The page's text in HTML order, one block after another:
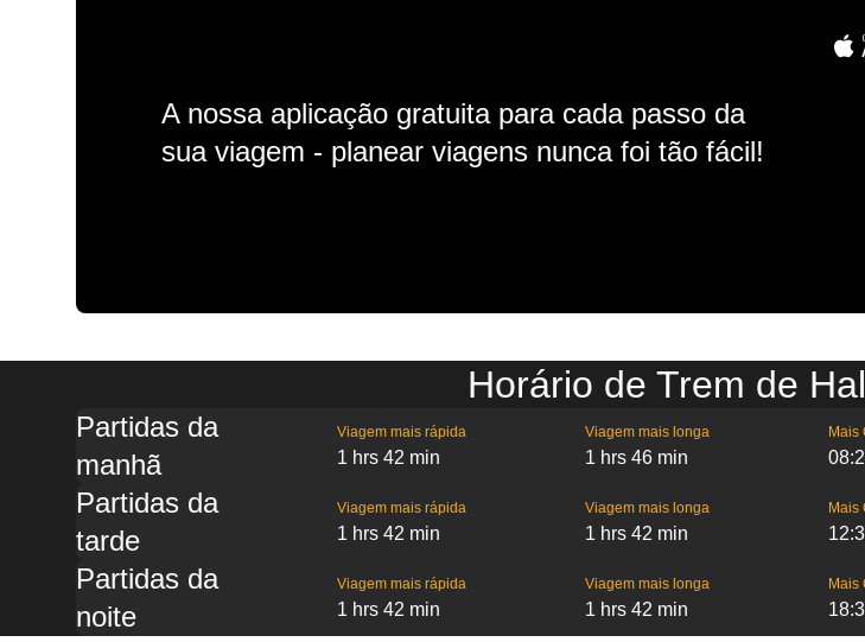
A nossa aplicação gratuita para cada passo da
sua viagem - planear viagens nunca foi tão fácil!
Horário de Trem de
Partidas da
manhã
Viagem mais rápida
1 hrs 42 min
Viagem mais longa
1 hrs 46 min
Mais
Partidas da
tarde
Viagem mais rápida
1 hrs 42 min
Viagem mais longa
1 hrs 42 min
Mais
Partidas da
noite
Viagem mais rápida
1 hrs 42 min
Viagem mais longa
1 hrs 42 min
Mais